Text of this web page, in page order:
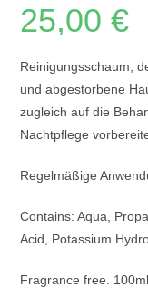
25,00€
Reinigungsschaum,
und abgestorbene
zugleich auf die
Nachtpflege
Regelmäßige
Contains: Aqua,
Acid, Potassium
Fragrance free. 100ml